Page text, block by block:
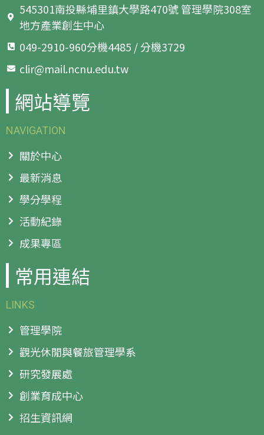
545301南投縣埔里鎮大學路470號 管理學院308室
地方產業創生中心
049-2910-960分機4485 / 分機3729
clir@mail.ncnu.edu.tw
網站導覽
NAVIGATION
關於中心
最新消息
學分學程
活動紀錄
成果專區
常用連結
LINKS
管理學院
觀光休閒與餐旅管理學系
研究發展處
創業育成中心
招生資訊網